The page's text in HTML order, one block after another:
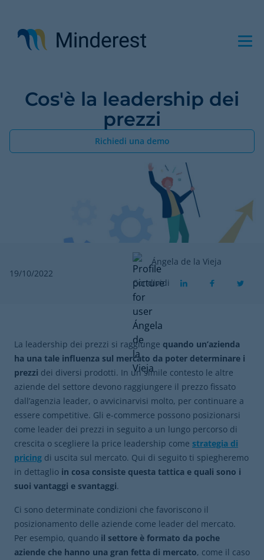
contenuto
principale
Cos'è la leadership dei
prezzi
Richiedi una demo
19/10/2022
Ángela de la Vieja
Condividi
La leadership dei prezzi si raggiunge quando un’azienda
ha una tale influenza sul mercato da poter determinare i
prezzi dei diversi prodotti. In un simile contesto le altre
aziende del settore devono raggiungere il prezzo fissato
dall’agenzia leader, o avvicinarvisi molto, per continuare a
essere competitive. Gli e-commerce possono posizionarsi
come leader dei prezzi in seguito a un lungo percorso di
crescita o scegliere la price leadership come strategia di
pricing di uscita sul mercato. Qui di seguito ti spiegheremo
in dettaglio in cosa consiste questa tattica e quali sono i
suoi vantaggi e svantaggi.
Ci sono determinate condizioni che favoriscono il
posizionamento delle aziende come leader del mercato.
Per esempio, quando il settore è formato da poche
aziende che hanno una gran fetta di mercato, come il caso